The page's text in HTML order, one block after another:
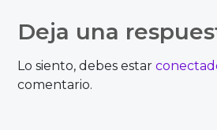
de
entradas
Deja una
Lo siento, debes estar
comentario.